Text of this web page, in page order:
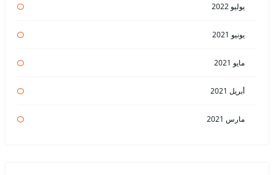
يوليو 2022
يونيو 2021
مايو 2021
أبريل 2021
مارس 2021